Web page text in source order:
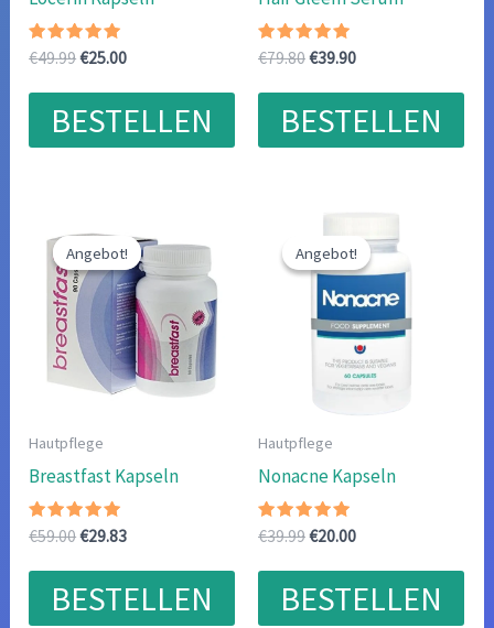
Bewertet
mit
von 5
€49.99Ursprünglicher
war:
€49.99
€25.00Aktueller
ist:
€25.00.
BESTELLEN
Bewertet
mit
von 5
€79.80Ursprünglicher
war:
€79.80
€39.90Aktueller
ist:
€39.90.
BESTELLEN
Angebot!
Angebot!
Hautpflege
Breastfast Kapseln
Bewertet
€59.00Ursprünglicher
war:
€59.00
€29.83Aktueller
ist:
€29.83.
BESTELLEN
Angebot!
Angebot!
Hautpflege
Nonacne Kapseln
Bewertet
€39.99Ursprünglicher
war:
€39.99
€20.00Aktueller
ist:
€20.00.
BESTELLEN